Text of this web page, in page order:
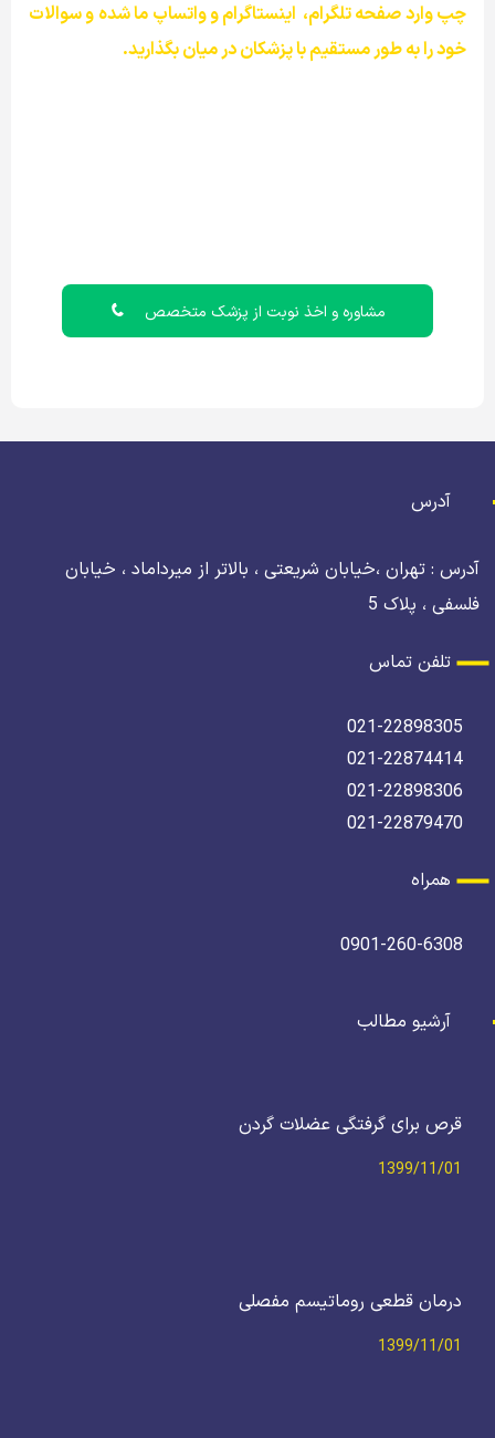
چپ وارد صفحه تلگرام، اینستاگرام و واتساپ ما شده و سوالات
خود را به طور مستقیم با پزشکان در میان بگذارید.
مشاوره و اخذ نوبت از پزشک متخصص
آدرس
آدرس : تهران ،خیابان شریعتی ، بالاتر از میرداماد ، خیابان
فلسفی ، پلاک 5
تلفن تماس
021-22898305
021-22874414
021-22898306
021-22879470
همراه
0901-260-6308
آرشیو مطالب
قرص برای گرفتگی عضلات گردن
1399/11/01
درمان قطعی روماتیسم مفصلی
1399/11/01